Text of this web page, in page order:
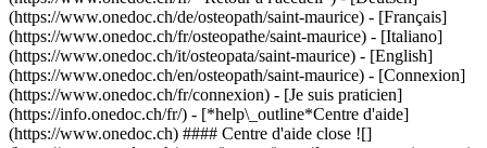
(https://www.onedoc.ch/de/osteopath/saint-maurice) - [Français]
(https://www.onedoc.ch/fr/osteopathe/saint-maurice) - [Italiano]
(https://www.onedoc.ch/it/osteopata/saint-maurice) - [English]
(https://www.onedoc.ch/en/osteopath/saint-maurice) - [Connexion]
(https://www.onedoc.ch/fr/connexion) - [Je suis praticien]
(https://info.onedoc.ch/fr/) - [*help\_outline*Centre d'aide]
(https://www.onedoc.ch) #### Centre d'aide close ![]